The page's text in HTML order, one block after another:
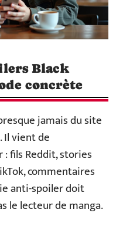
Black
concrète
jamais du site
Il vient de
: fils Reddit, stories
commentaires
anti-spoiler doit
le lecteur de manga.